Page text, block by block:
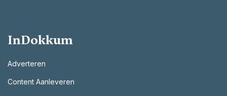
InDokkum
Adverteren
Content Aanleveren